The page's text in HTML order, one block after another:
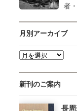
者
月別アーカイブ
新刊のご案内
長